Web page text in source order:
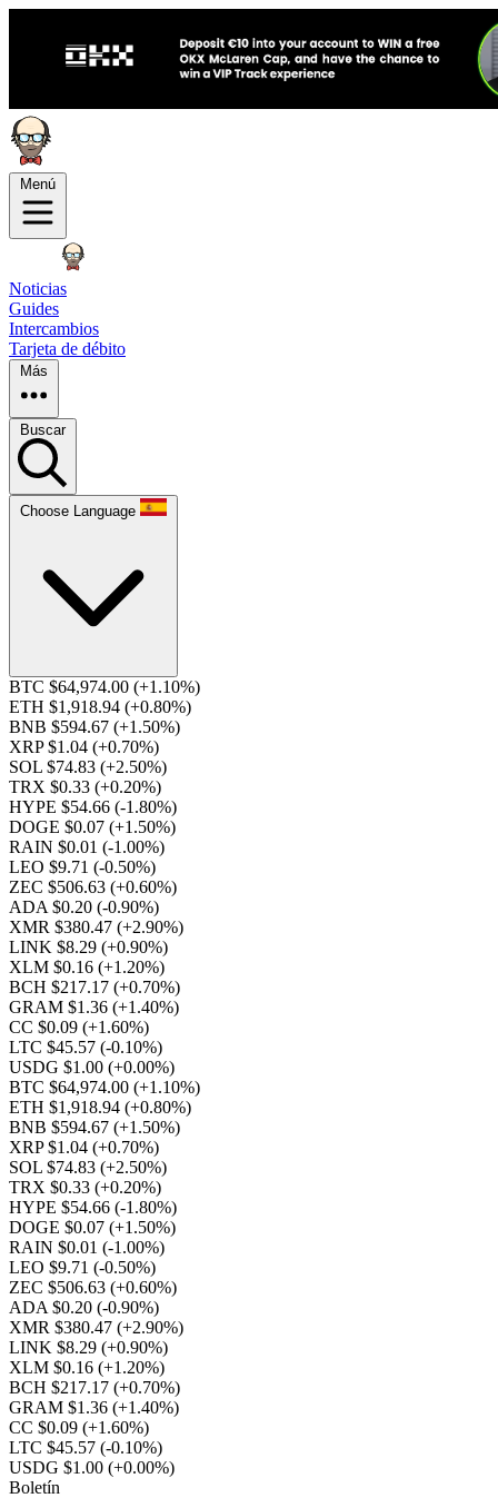
Menú
Noticias
Guides
Intercambios
Tarjeta de débito
Más
Buscar
Choose Language
BTC $64,974.00 (+1.10%)
ETH $1,918.94 (+0.80%)
BNB $594.67 (+1.50%)
XRP $1.04 (+0.70%)
SOL $74.83 (+2.50%)
TRX $0.33 (+0.20%)
HYPE $54.66 (-1.80%)
DOGE $0.07 (+1.50%)
RAIN $0.01 (-1.00%)
LEO $9.71 (-0.50%)
ZEC $506.63 (+0.60%)
ADA $0.20 (-0.90%)
XMR $380.47 (+2.90%)
LINK $8.29 (+0.90%)
XLM $0.16 (+1.20%)
BCH $217.17 (+0.70%)
GRAM $1.36 (+1.40%)
CC $0.09 (+1.60%)
LTC $45.57 (-0.10%)
USDG $1.00 (+0.00%)
BTC $64,974.00 (+1.10%)
ETH $1,918.94 (+0.80%)
BNB $594.67 (+1.50%)
XRP $1.04 (+0.70%)
SOL $74.83 (+2.50%)
TRX $0.33 (+0.20%)
HYPE $54.66 (-1.80%)
DOGE $0.07 (+1.50%)
RAIN $0.01 (-1.00%)
LEO $9.71 (-0.50%)
ZEC $506.63 (+0.60%)
ADA $0.20 (-0.90%)
XMR $380.47 (+2.90%)
LINK $8.29 (+0.90%)
XLM $0.16 (+1.20%)
BCH $217.17 (+0.70%)
GRAM $1.36 (+1.40%)
CC $0.09 (+1.60%)
LTC $45.57 (-0.10%)
USDG $1.00 (+0.00%)
Boletín